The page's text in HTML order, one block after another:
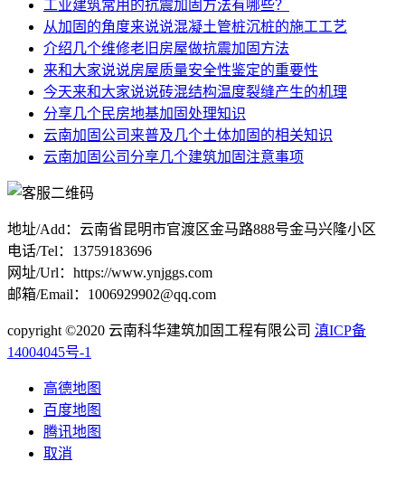
工业建筑常用的抗震加固方法有哪些？
从加固的角度来说说混凝土管桩沉桩的施工工艺
介绍几个维修老旧房屋做抗震加固方法
来和大家说说房屋质量安全性鉴定的重要性
今天来和大家说说砖混结构温度裂缝产生的机理
分享几个民房地基加固处理知识
云南加固公司来普及几个土体加固的相关知识
云南加固公司分享几个建筑加固注意事项
地址/Add：云南省昆明市官渡区金马路888号金马兴隆小区
电话/Tel：13759183696
网址/Url：https://www.ynjggs.com
邮箱/Email：1006929902@qq.com
copyright ©2020 云南科华建筑加固工程有限公司 滇ICP备
14004045号-1
高德地图
百度地图
腾讯地图
取消